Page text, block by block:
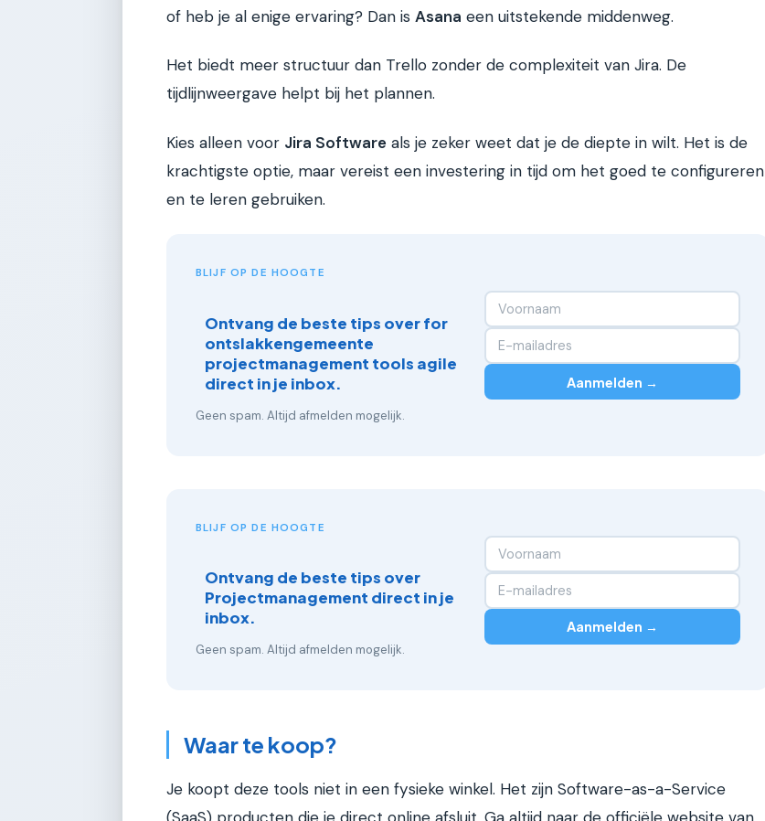
of heb je al enige ervaring? Dan is Asana een uitstekende middenweg.
Het biedt meer structuur dan Trello zonder de complexiteit van Jira. De
tijdlijnweergave helpt bij het plannen.
Kies alleen voor Jira Software als je zeker weet dat je de diepte in wilt. Het is de
krachtigste optie, maar vereist een investering in tijd om het goed te configureren
en te leren gebruiken.
BLIJF OP DE HOOGTE
Ontvang de beste tips over for
ontslakkengemeente
projectmanagement tools agile
direct in je inbox.
Geen spam. Altijd afmelden mogelijk.
Aanmelden →
BLIJF OP DE HOOGTE
Ontvang de beste tips over
Projectmanagement direct in je
inbox.
Geen spam. Altijd afmelden mogelijk.
Aanmelden →
Waar te koop?
Je koopt deze tools niet in een fysieke winkel. Het zijn Software-as-a-Service